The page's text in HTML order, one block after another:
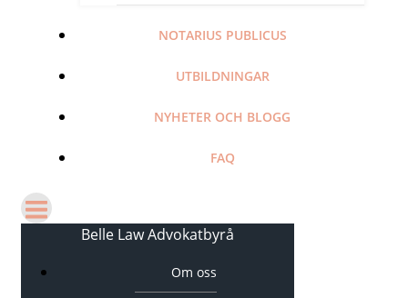
NOTARIUS PUBLICUS
UTBILDNINGAR
NYHETER OCH BLOGG
FAQ
Belle Law Advokatbyrå
Om oss